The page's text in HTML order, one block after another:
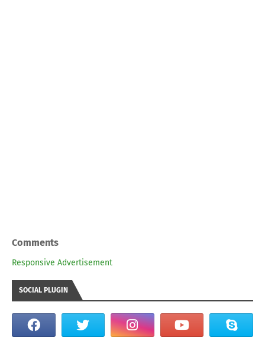
Comments
Responsive Advertisement
SOCIAL PLUGIN